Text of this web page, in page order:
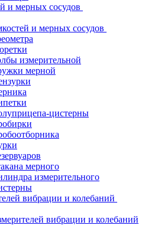
и мерных сосудов
и мерных сосудов
измерительной
мерной
цистерны
мерного
измерительного
вибрации и колебаний
вибрации и колебаний